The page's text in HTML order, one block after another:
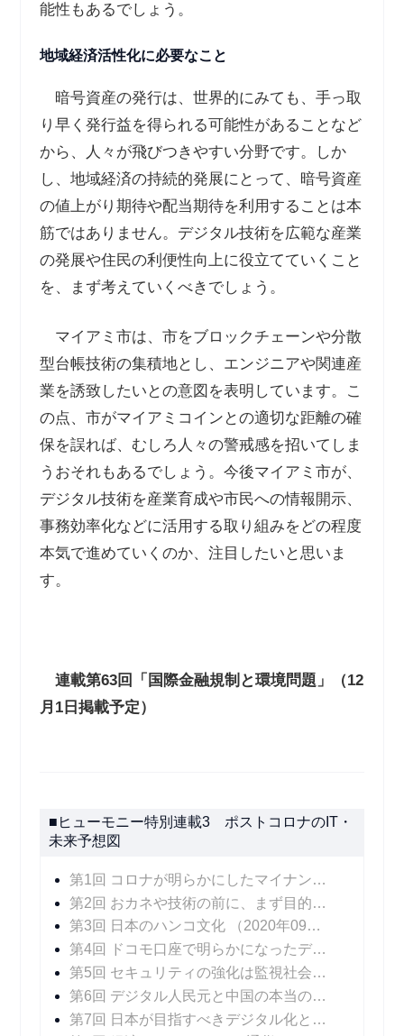
能性もあるでしょう。
地域経済活性化に必要なこと
暗号資産の発行は、世界的にみても、手っ取
り早く発行益を得られる可能性があることなど
から、人々が飛びつきやすい分野です。しか
し、地域経済の持続的発展にとって、暗号資産
の値上がり期待や配当期待を利用することは本
筋ではありません。デジタル技術を広範な産業
の発展や住民の利便性向上に役立てていくこと
を、まず考えていくべきでしょう。
マイアミ市は、市をブロックチェーンや分散
型台帳技術の集積地とし、エンジニアや関連産
業を誘致したいとの意図を表明しています。こ
の点、市がマイアミコインとの適切な距離の確
保を誤れば、むしろ人々の警戒感を招いてしま
うおそれもあるでしょう。今後マイアミ市が、
デジタル技術を産業育成や市民への情報開示、
事務効率化などに活用する取り組みをどの程度
本気で進めていくのか、注目したいと思いま
す。
連載第63回「国際金融規制と環境問題」（12
月 1日掲載予定）
■ヒューモニー特別連載3 ポストコロナのIT・
未来予想図
第1回 コロナが明らかにしたマイナンバーカードの課題
第2回 おカネや技術の前に、まず目的の明確化を
第3回 日本のハンコ文化
（2020年09月30日 掲載）
第4回 ドコモ口座で明らかになったデジタル決済のリスクにどう対処するか
第5回 セキュリティの強化は監視社会を招くのか
第6回 デジタル人民元と中国の本当の狙い
第7回 日本が目指すべきデジタル化とは――ビッグデータと個人の尊厳